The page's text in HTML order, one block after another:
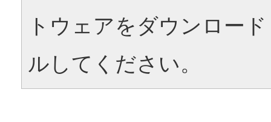
トウェアをダウンロー
ルしてください。